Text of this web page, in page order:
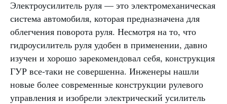
Электроусилитель руля — это электромеханическая
система автомобиля, которая предназначена для
облегчения поворота руля. Несмотря на то, что
гидроусилитель руля удобен в применении, давно
изучен и хорошо зарекомендовал себя, конструкция
ГУР все-таки не совершенна. Инженеры нашли
новые более современные конструкции рулевого
управления и изобрели электрический усилитель